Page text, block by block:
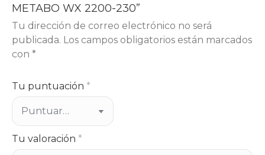
METABO WX 2200-230”
Tu dirección de correo electrónico no será
publicada. Los campos obligatorios están marcados
con *
Tu puntuación *
Tu valoración *